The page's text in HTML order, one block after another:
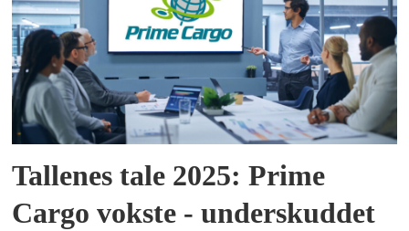
Tallenes tale 2025: Prime
Cargo vokste - underskuddet